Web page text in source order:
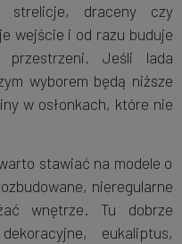
strelicje, draceny czy
wejście i od razu buduje
przestrzeni. Jeśli lada
wyborem będą niższe
w osłonkach, które nie
stawiać na modele o
nieregularne
wnętrze. Tu dobrze
eukaliptus,